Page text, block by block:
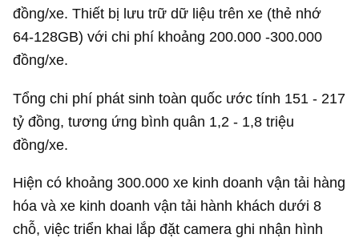
đồng/xe. Thiết bị lưu trữ dữ liệu trên xe (thẻ nhớ
64-128GB) với chi phí khoảng 200.000 -300.000
đồng/xe.
Tổng chi phí phát sinh toàn quốc ước tính 151 - 217
tỷ đồng, tương ứng bình quân 1,2 - 1,8 triệu
đồng/xe.
Hiện có khoảng 300.000 xe kinh doanh vận tải hàng
hóa và xe kinh doanh vận tải hành khách dưới 8
chỗ, việc triển khai lắp đặt camera ghi nhận hình